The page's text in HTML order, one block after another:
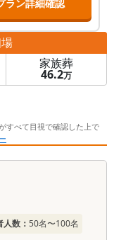
ラン詳細確認
家族葬
46.2万
すべて目視で確認した上で
数： 50名〜100名